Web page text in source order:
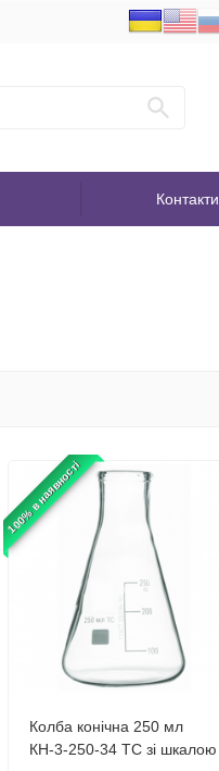
Контакти
100% в наявності
Колба конічна 250 мл
КН-3-250-34 ТС зі шкалою